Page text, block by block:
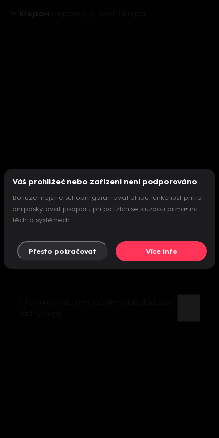
Krejzovi
Nepodařilo se inicializovat přehrávač
Váš prohlížeč nebo zařízení není podporováno
Bohužel nejsme schopni garantovat plnou funkčnost prima+
ani poskytovat podporu při potížích se službou prima+ na
těchto systémech.
Přesto pokračovat Více info